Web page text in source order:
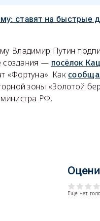
ставят на быстрые
Владимир Путин
создания — посёлок
«Фортуна». Как
зоны «Золотой
РФ.
Еще нет